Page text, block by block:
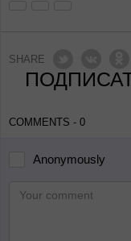
SHARE
COMMENTS - 0
Anonymously